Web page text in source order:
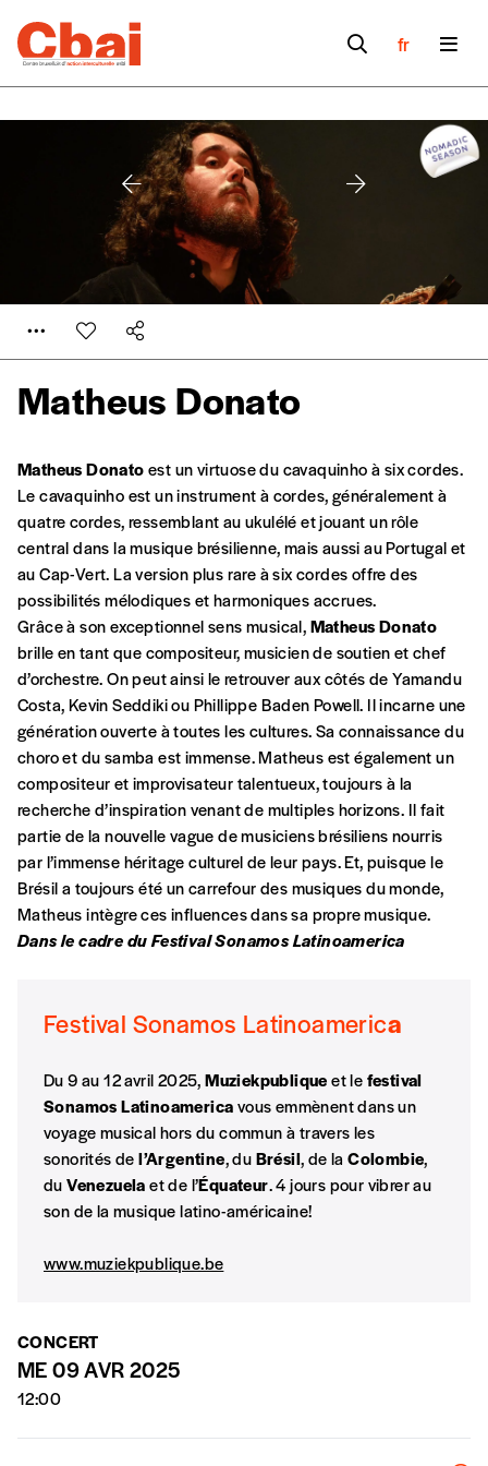
fr
Matheus Donato
Se connecter
CONNEXION
Mot de passe oublié?
Créer un
compte
Formulaire de
commande
A partir de 2021,Imag, le magazine de
l’interculturel,vous est proposé àPRIX LIBRE
Le prix libre est un mode de fixation du prix
par l’acheteur d’un bien ou d’un service, qui
peut être une manière pour lui de payer le prix
qu’il estime juste. Dans l’objectif de rendre nos
activités et publications accessibles, et
d’affirmer notre attachement aux valeurs de
solidarité, nous vous proposons d’estimer
vous-mêmes le coût de notre publication.
Cette valeur peut donc être inférieure, égale
ou supérieure au prix indicatif. De cette
manière, vous soutenez le travail de l’équipe
de rédaction selon vos moyens et vos
motivations.
Vous vous abonnez pour l’année civile en
Vous indiquez si vous souhaitez recevoir la
revue en format papier ou numérique.
Vous renseignez vos coordonnées.
Vous versez le montant de votre choix sur le
compteIBAN BE34 0010 7305
2190avec en communication le numéro de
confirmation et la mention “participation
NB: Vous pouvez choisir de participer
Matheus Donatoest un virtuose du cavaquinho à six cordes.
Le cavaquinho est un instrument à cordes, généralement à
quatre cordes, ressemblant au ukulélé et jouant un rôle
central dans la musique brésilienne, mais aussi au Portugal et
au Cap-Vert. La version plus rare à six cordes offre des
possibilités mélodiques et harmoniques accrues.
Grâce à son exceptionnel sens musical,Matheus Donato
brille en tant que compositeur, musicien de soutien et chef
d’orchestre. On peut ainsi le retrouver aux côtés de Yamandu
Costa, Kevin Seddiki ou Phillippe Baden Powell. Il incarne une
génération ouverte à toutes les cultures. Sa connaissance du
choro et du samba est immense. Matheus est également un
compositeur et improvisateur talentueux, toujours à la
recherche d’inspiration venant de multiples horizons. Il fait
partie de la nouvelle vague de musiciens brésiliens nourris
par l’immense héritage culturel de leur pays. Et, puisque le
Brésil a toujours été un carrefour des musiques du monde,
Matheus intègre ces influences dans sa propre musique.
Dans le cadre du Festival Sonamos Latinoamerica
Festival Sonamos Latinoamerica
Du 9 au 12 avril 2025,Muziekpubliqueet lefestival
Sonamos Latinoamericavous emmènent dans un
voyage musical hors du commun à travers les
sonorités del’Argentine, duBrésil, de laColombie,
duVenezuelaet de l’Équateur. 4 jours pour vibrer au
son de la musique latino-américaine!
www.muziekpublique.be
CONCERT
ME 09 AVR 2025
12:00